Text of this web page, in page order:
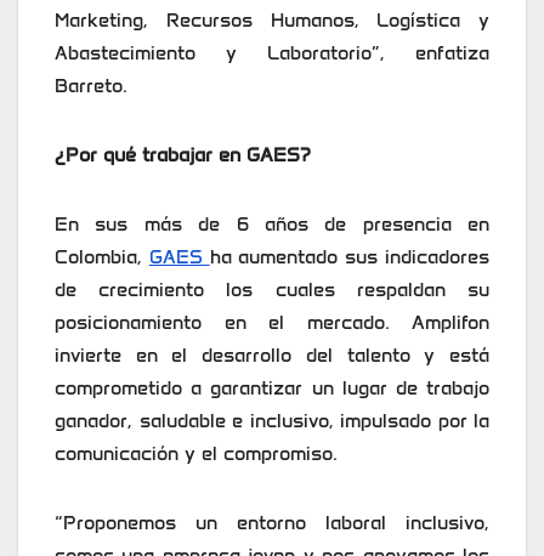
Marketing, Recursos Humanos, Logística y
Abastecimiento y Laboratorio”, enfatiza
Barreto.
¿Por qué trabajar en GAES?
En sus más de 6 años de presencia en
Colombia, GAES ha aumentado sus indicadores
de crecimiento los cuales respaldan su
posicionamiento en el mercado. Amplifon
invierte en el desarrollo del talento y está
comprometido a garantizar un lugar de trabajo
ganador, saludable e inclusivo, impulsado por la
comunicación y el compromiso.
“Proponemos un entorno laboral inclusivo,